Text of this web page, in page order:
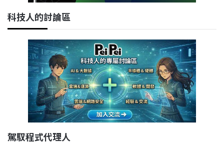
科技人的討論區
駕馭程式代理人